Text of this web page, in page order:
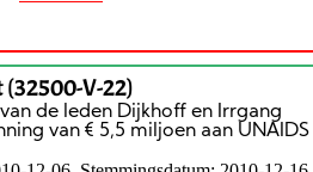
V-22)
de leden Dijkhoff en Irrgang
van € 5,5 miljoen aan UNAIDS